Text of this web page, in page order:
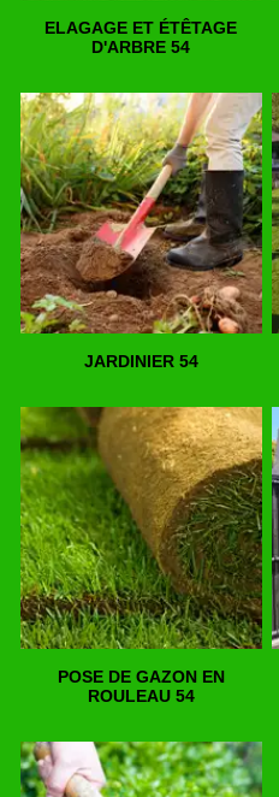
ELAGAGE ET ÉTÊTAGE
D'ARBRE 54
JARDINIER 54
POSE DE GAZON EN
ROULEAU 54